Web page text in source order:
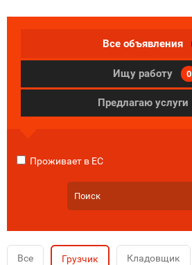
Все объявления
Ищу работу 0
Предлагаю услуги
Проживает в ЕС
Все Грузчик Кладовщик